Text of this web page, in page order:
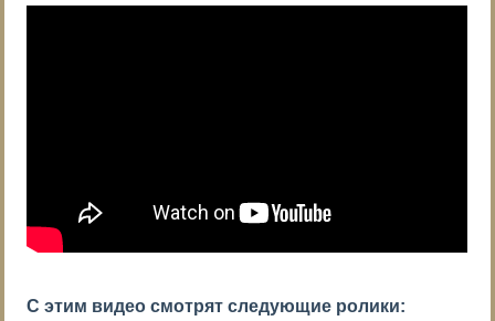
С этим видео смотрят следующие ролики: